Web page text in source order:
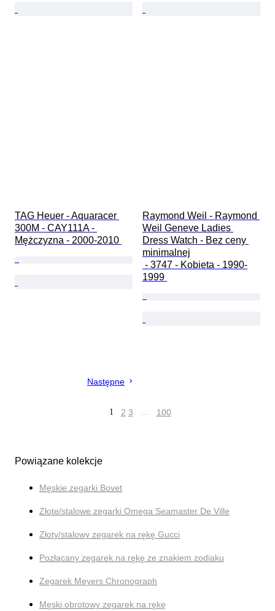
TAG Heuer - Aquaracer
300M - CAY111A -
Mężczyzna - 2000-2010
Raymond Weil - Raymond
Weil Geneve Ladies
Dress Watch - Bez ceny
minimalnej
1999
Następne
1 2 3 … 100
Powiązane kolekcje
Męskie zegarki Bovet
Złote/stalowe zegarki Omega Seamaster De Ville
Złoty/stalowy zegarek na rękę Gucci
Pozłacany zegarek na rękę ze znakiem zodiaku
Zegarek Meyers Chronograph
Męski obrotowy zegarek na rękę